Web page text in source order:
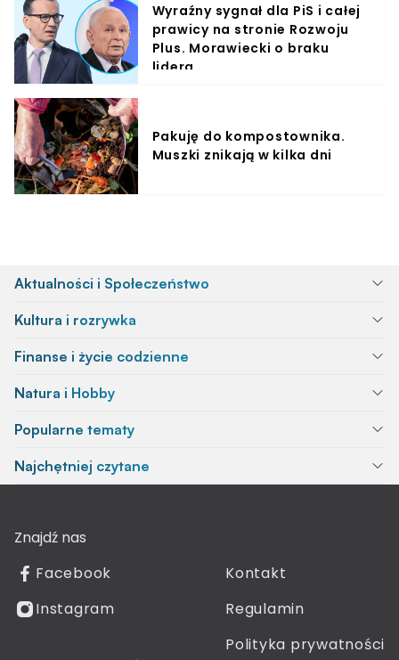
Wyraźny sygnał dla PiS i całej
prawicy na stronie Rozwoju
Plus. Morawiecki o braku
lidera
Pakuję do kompostownika.
Muszki znikają w kilka dni
Aktualności i Społeczeństwo
Kultura i rozrywka
Finanse i życie codzienne
Natura i Hobby
Popularne tematy
Najchętniej czytane
Znajdź nas
Facebook
Instagram
Kontakt
Regulamin
Polityka prywatności